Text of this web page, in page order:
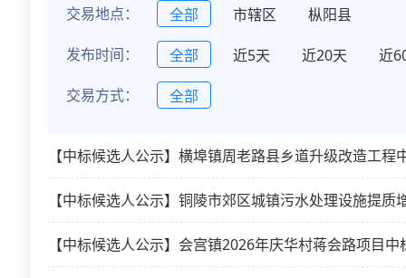
交易地点：
全部 市辖区
枞阳县
发布时间：
全部 近5天 近20天
近
交易方式：
全部
【中标候选人公示】横埠镇周老路县乡道升级改造工程
【中标候选人公示】铜陵市郊区城镇污水处理设施提
【中标候选人公示】会宫镇2026年庆华村蒋会路项目